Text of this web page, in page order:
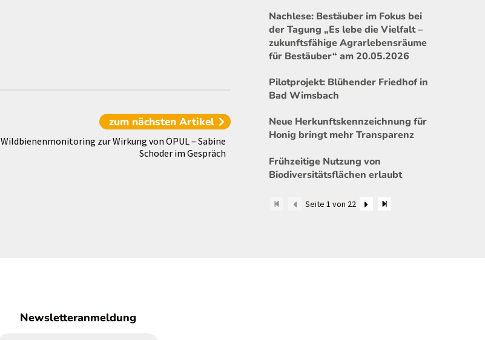
zum nächsten Artikel
Wildbienenmonitoring zur Wirkung von ÖPUL – Sabine
Schoder im Gespräch
Nachlese: Bestäuber im Fokus bei
der Tagung „Es lebe die Vielfalt –
zukunftsfähige Agrarlebensräume
für Bestäuber“ am 20.05.2026
Pilotprojekt: Blühender Friedhof in
Bad Wimsbach
Neue Herkunftskennzeichnung für
Honig bringt mehr Transparenz
Frühzeitige Nutzung von
Biodiversitätsflächen erlaubt
Seite 1 von 22
Newsletteranmeldung